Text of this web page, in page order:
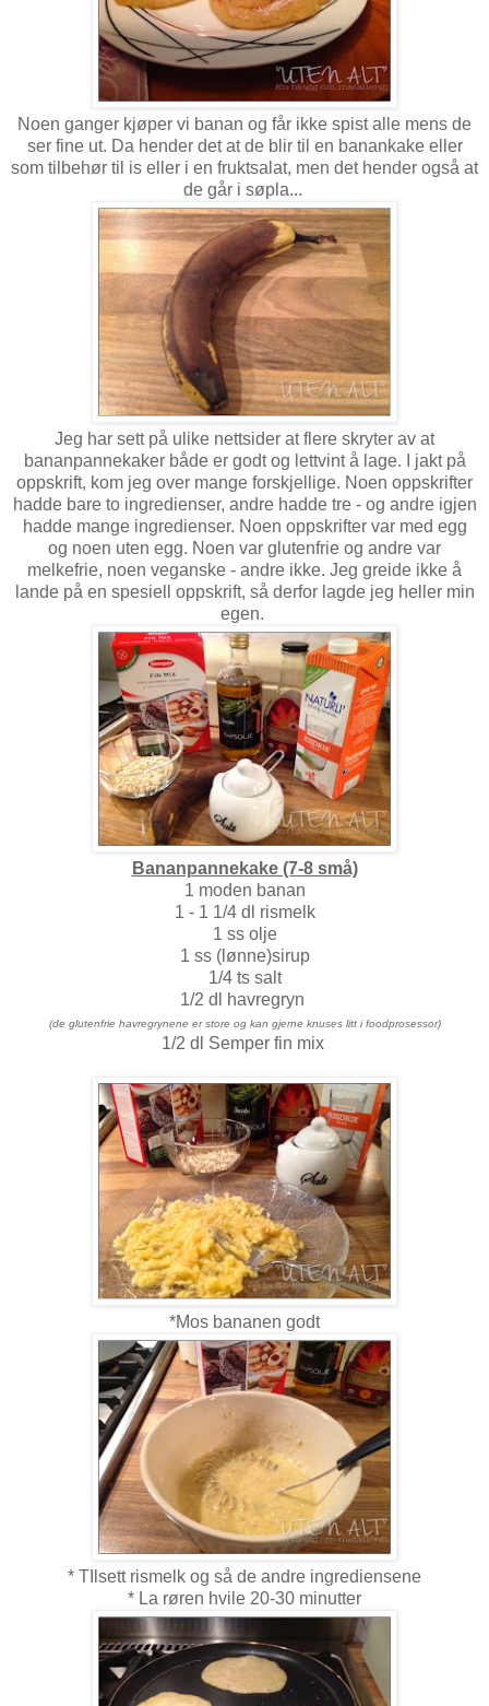
Noen ganger kjøper vi banan og får ikke spist alle mens de
ser fine ut. Da hender det at de blir til en banankake eller
som tilbehør til is eller i en fruktsalat, men det hender også at
de går i søpla...
Jeg har sett på ulike nettsider at flere skryter av at
bananpannekaker både er godt og lettvint å lage. I jakt på
oppskrift, kom jeg over mange forskjellige. Noen oppskrifter
hadde bare to ingredienser, andre hadde tre - og andre igjen
hadde mange ingredienser. Noen oppskrifter var med egg
og noen uten egg. Noen var glutenfrie og andre var
melkefrie, noen veganske - andre ikke. Jeg greide ikke å
lande på en spesiell oppskrift, så derfor lagde jeg heller min
egen.
Bananpannekake (7-8 små)
1 moden banan
1 - 1 1/4 dl rismelk
1 ss olje
1 ss (lønne)sirup
1/4 ts salt
1/2 dl havregryn
(de glutenfrie havregrynene er store og kan gjerne knuses litt i foodprosessor)
1/2 dl Semper fin mix
*Mos bananen godt
* TIlsett rismelk og så de andre ingrediensene
* La røren hvile 20-30 minutter